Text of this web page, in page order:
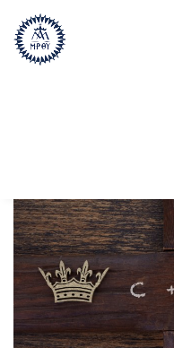
GŁÓWNA
ZAKON
ŚW. JÓZEF KALASANCJUSZ
POWOŁANIE